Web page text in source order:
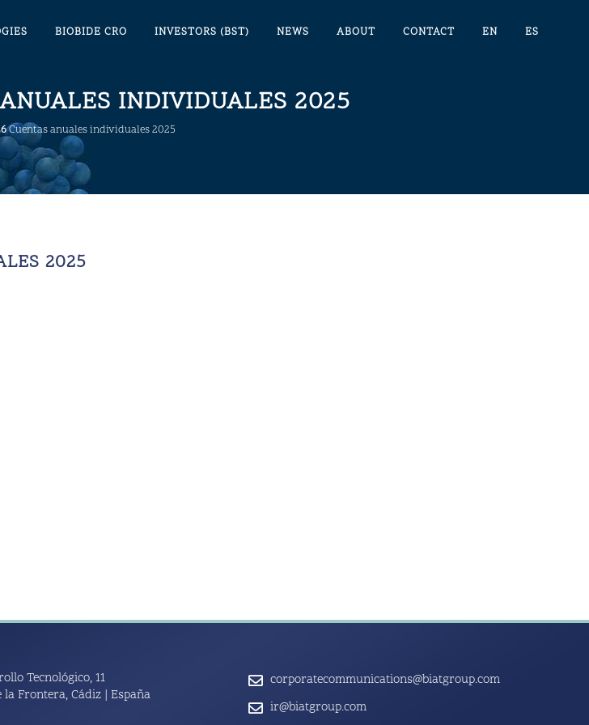
BIOBIDE CRO INVESTORS (BST) NEWS ABOUT CONTACT EN ES
INDIVIDUALES 2025
Cuentas anuales individuales 2025
2025
Tecnológico, 11
la Frontera, Cádiz | España
corporatecommunications@biatgroup.com
ir@biatgroup.com